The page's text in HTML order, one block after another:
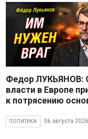
Федор ЛУКЬЯНОВ:
власти в Европе
к потрясению
ПОЛИТИКА 06 августа 2026